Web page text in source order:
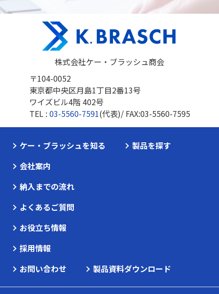
株式会社ケー・ブラッシュ商会
〒104-0052
東京都中央区月島1丁目2番13号
ワイズビル4階 402号
TEL : 03-5560-7591(代表)/ FAX:03-5560-7595
ケー・ブラッシュを知る
製品を探す
会社案内
納入までの流れ
よくあるご質問
お役立ち情報
採用情報
お問い合わせ
製品資料ダウンロード